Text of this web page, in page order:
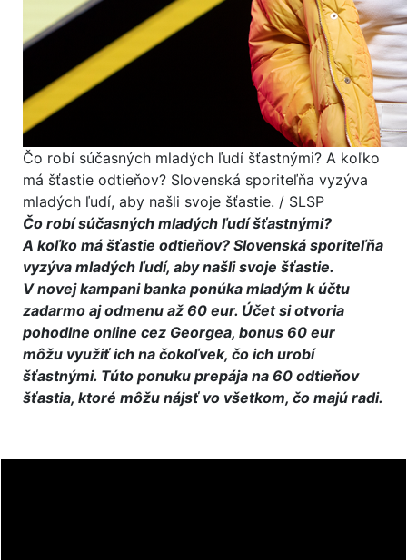
Čo robí súčasných mladých ľudí šťastnými? A koľko
má šťastie odtieňov? Slovenská sporiteľňa vyzýva
mladých ľudí, aby našli svoje šťastie. / SLSP
Čo robí súčasných mladých ľudí šťastnými?
A koľko má šťastie odtieňov? Slovenská sporiteľňa
vyzýva mladých ľudí, aby našli svoje šťastie.
V novej kampani banka ponúka mladým k účtu
zadarmo aj odmenu až 60 eur. Účet si otvoria
pohodlne online cez Georgea, bonus 60 eur
môžu využiť ich na čokoľvek, čo ich urobí
šťastnými. Túto ponuku prepája na 60 odtieňov
šťastia, ktoré môžu nájsť vo všetkom, čo majú radi.